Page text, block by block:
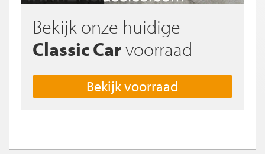
Bekijk onze huidige
Classic Carvoorraad
Bekijk voorraad